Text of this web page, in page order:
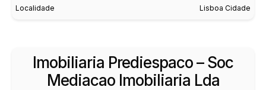
Localidade Lisboa Cidade
Imobiliaria Prediespaco – Soc
Mediacao Imobiliaria Lda